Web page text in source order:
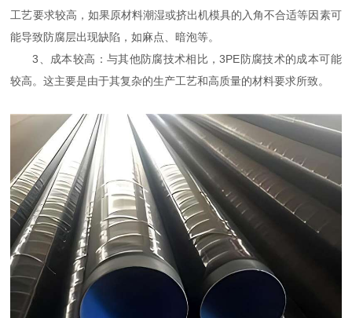
工艺要求较高，如果原材料潮湿或挤出机模具的入角不合适等因素可
能导致防腐层出现缺陷，如麻点、暗泡等。
3、成本较高：与其他防腐技术相比，3PE防腐技术的成本可能
较高。这主要是由于其复杂的生产工艺和高质量的材料要求所致。